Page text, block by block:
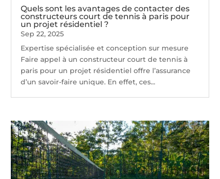
Quels sont les avantages de contacter des
constructeurs court de tennis à paris pour
un projet résidentiel ?
Sep 22, 2025
Expertise spécialisée et conception sur mesure
Faire appel à un constructeur court de tennis à
paris pour un projet résidentiel offre l’assurance
d’un savoir-faire unique. En effet, ces...